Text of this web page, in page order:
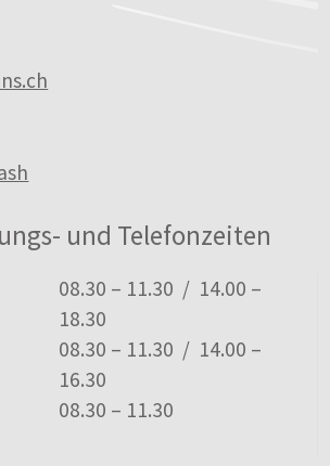
und Telefonzeiten
08.30 – 11.30 / 14.00 –
18.30
08.30 – 11.30 / 14.00 –
16.30
08.30 – 11.30